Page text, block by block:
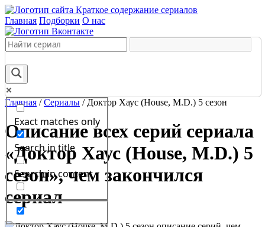
Краткое содержание сериалов
Главная Подборки О нас
Exact matches only
Search in title
Search in content
Главная /Сериалы / Доктор Хаус (House, M.D.) 5 сезон
Описание всех серий сериала
«Доктор Хаус (House, M.D.) 5
сезон», чем закончился
сериал